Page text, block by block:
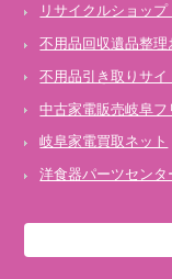
リサイクルショップ
不用品回収遺品整理
不用品引き取りサイ
中古家電販売岐阜フ
岐阜家電買取ネット
洋食器パーツセンタ